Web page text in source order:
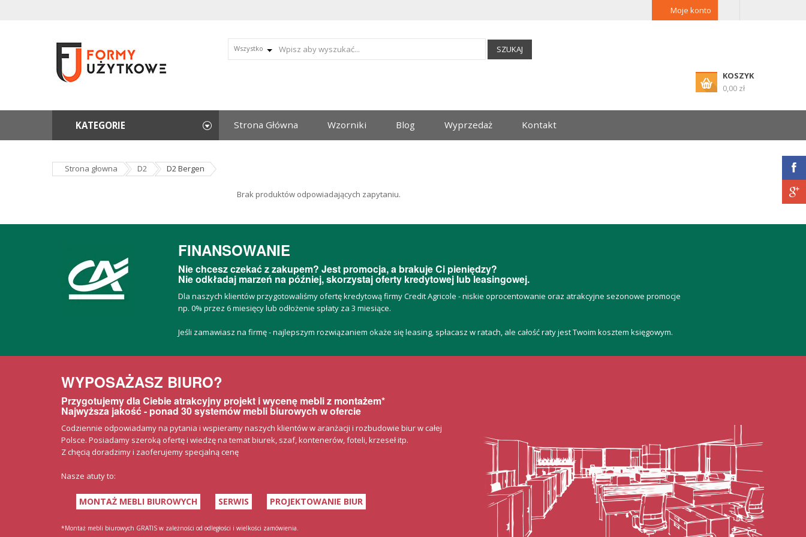
Moje konto
Wszystko SZUKAJ
KOSZYK
0,00 zł
Strona Główna Wzorniki Blog Wyprzedaż Kontakt
KATEGORIE
Strona głowna D2 D2 Bergen
Brak produktów odpowiadających zapytaniu.
FINANSOWANIE
Nie chcesz czekać z zakupem? Jest promocja, a brakuje Ci pieniędzy?
Nie odkładaj marzeń na później, skorzystaj oferty kredytowej lub leasingowej.
Dla naszych klientów przygotowaliśmy ofertę kredytową firmy Credit Agricole - niskie oprocentowanie oraz atrakcyjne sezonowe promocje
np. 0% przez 6 miesięcy lub odłożenie spłaty za 3 miesiące.
Jeśli zamawiasz na firmę - najlepszym rozwiązaniem okaże się leasing, spłacasz w ratach, ale całość raty jest Twoim kosztem księgowym.
WYPOSAŻASZ BIURO?
Przygotujemy dla Ciebie atrakcyjny projekt i wycenę mebli z montażem*
Najwyższa jakość - ponad 30 systemów mebli biurowych w ofercie
Codziennie odpowiadamy na pytania i wspieramy naszych klientów w aranżacji i rozbudowie biur w całej
Polsce. Posiadamy szeroką ofertę i wiedzę na temat biurek, szaf, kontenerów, foteli, krzeseł itp.
Z chęcią doradzimy i zaoferujemy specjalną cenę
Nasze atuty to:
MONTAŻ MEBLI BIUROWYCH SERWIS PROJEKTOWANIE BIUR
*Montaż mebli biurowych GRATIS w zależności od odległości i wielkości zamówienia.